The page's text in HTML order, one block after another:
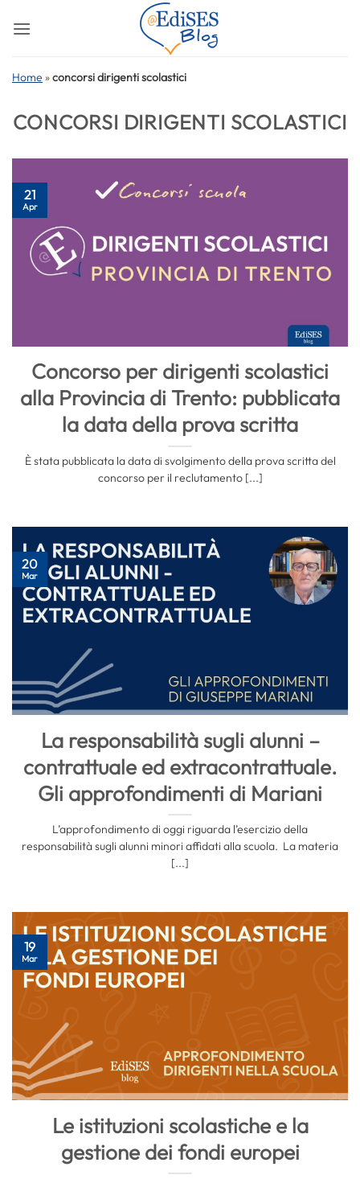
Home »concorsi dirigenti scolastici
CONCORSI DIRIGENTI SCOLASTICI
Concorso per dirigenti scolastici
alla Provincia di Trento: pubblicata
la data della prova scritta
È stata pubblicata la data di svolgimento della prova scritta del
concorso per il reclutamento [...]
21
Apr
La responsabilità sugli alunni –
contrattuale ed extracontrattuale.
Gli approfondimenti di Mariani
L’approfondimento di oggi riguarda l’esercizio della
responsabilità sugli alunni minori affidati alla scuola. La materia
[...]
20
Mar
Le istituzioni scolastiche e la
gestione dei fondi europei
19
Mar